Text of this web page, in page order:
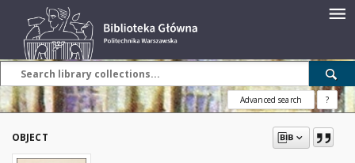
Advanced search ?
OBJECT